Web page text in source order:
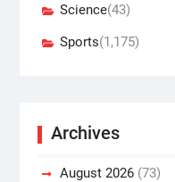
Science(43)
Sports(1,175)
Archives
August 2026(73)